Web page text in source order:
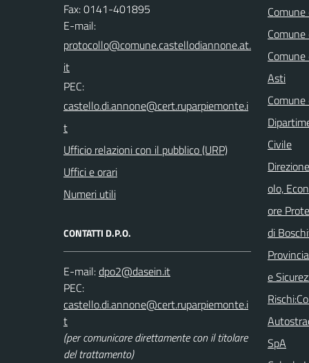
Fax: 0141-401895
E-mail:
PEC:
Ufficio relazioni con il pubblico (URP)
Uffici e orari
Numeri utili
CONTATTI D.P.O.
E-mail:
PEC:
(per comunicare direttamente con il titolare
del trattamento)
Comune
Asti
Civile
olo,
ore
di
e
SpA